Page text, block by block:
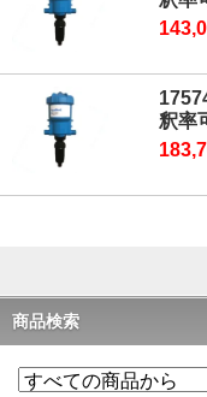
釈率
商品検索